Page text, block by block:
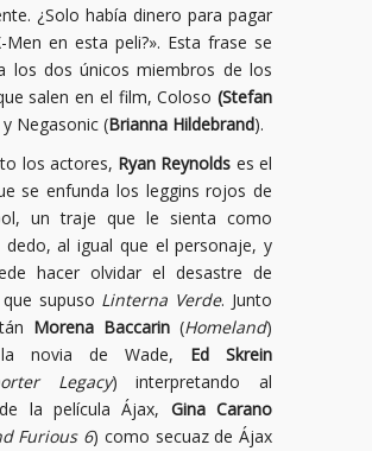
¿Solo había dinero para pagar
Men en esta peli?». Esta frase se
los dos únicos miembros de los
salen en el film, Coloso (Stefan
y Negasonic (Brianna Hildebrand).
los actores, Ryan Reynolds es el
se enfunda los leggins rojos de
un traje que le sienta como
dedo, al igual que el personaje, y
hacer olvidar el desastre de
supuso Linterna Verde. Junto
Morena Baccarin (Homeland)
novia de Wade, Ed Skrein
Legacy) interpretando al
la película Ájax, Gina Carano
Furious 6) como secuaz de Ájax